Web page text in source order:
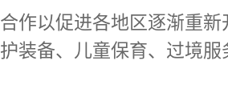
作以促进各地区逐渐重
装备、儿童保育、过境服